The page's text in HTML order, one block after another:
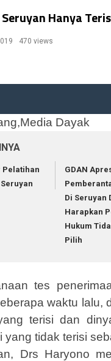
Seruyan Hanya
470 views
Dayak
Pelatihan
GDAN
Di Seruyan
Harapkan
Hukum
Pilih
tes
waktu lalu,
terisi dan
yang tidak terisi
Drs Haryono